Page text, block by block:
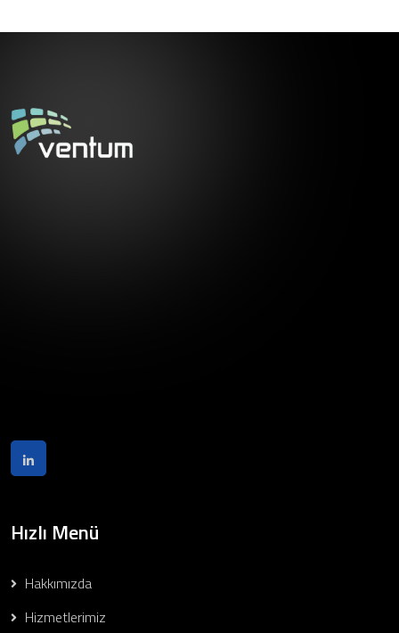
Hızlı Menü
Hakkımızda
Hizmetlerimiz